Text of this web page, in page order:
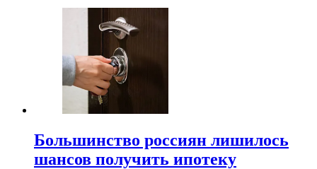
Большинство россиян лишилось
шансов получить ипотеку